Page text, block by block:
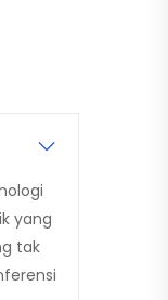
yang
tak